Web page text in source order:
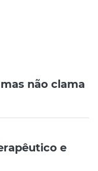
não clama
e